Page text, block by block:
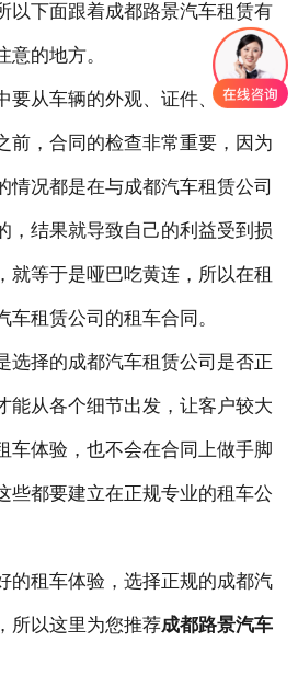
以下面跟着成都路景汽车租赁有
意的地方。
从车辆的外观、证件、零件、
前，合同的检查非常重要，因为
情况都是在与成都汽车租赁公司
，结果就导致自己的利益受到损
就等于是哑巴吃黄连，所以在租
租赁公司的租车合同。
择的成都汽车租赁公司是否正
能从各个细节出发，让客户较大
车体验，也不会在合同上做手脚
些都要建立在正规专业的租车公
租车体验，选择正规的成都汽
所以这里为您推荐成都路景汽车